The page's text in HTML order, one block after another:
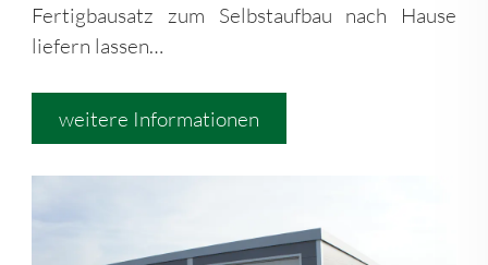
Fertigbausatz zum Selbstaufbau nach Hause
liefern lassen…
weitere Informationen